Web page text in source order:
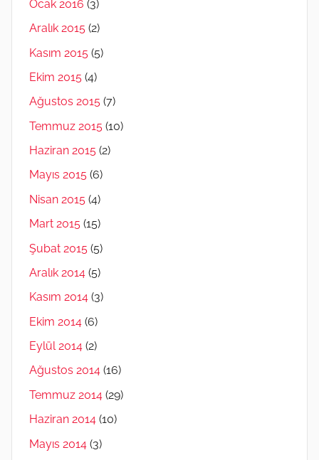
Ocak 2016 (3)
Aralık 2015 (2)
Kasım 2015 (5)
Ekim 2015 (4)
Ağustos 2015 (7)
Temmuz 2015 (10)
Haziran 2015 (2)
Mayıs 2015 (6)
Nisan 2015 (4)
Mart 2015 (15)
Şubat 2015 (5)
Aralık 2014 (5)
Kasım 2014 (3)
Ekim 2014 (6)
Eylül 2014 (2)
Ağustos 2014 (16)
Temmuz 2014 (29)
Haziran 2014 (10)
Mayıs 2014 (3)